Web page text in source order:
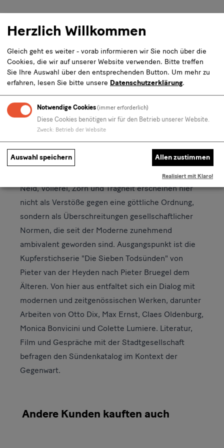
Sieben Sünden. Kunst zwischen Versuchung und
Widerstand
Mit einem sündigen Leben wird oft der Exzess
verbunden: das Sich-Verlieren in irdischen
Genüssen oder überwältigenden Emotionen; das
bewusste Schaden des eigenen Selbst und
sammlungsübergreifende Ausstellung denkt die
sieben Todsünden neu. Hochmut, Habgier, Wollust,
Neid, Völlerei, Zorn und Trägheit erscheinen hier
nicht als Verstöße gegen eine göttliche Ordnung,
sondern als Überschreitungen gesellschaftlicher
Normen, die seit der Moderne zunehmend
ambivalent geworden sind. Ausgangspunkt ist die
Kupferstichserie "Die Sieben Todsünden" von
Pieter van der Heyden nach Pieter Bruegel dem
Älteren. Von hier aus entfaltet sich ein Dialog mit
modernen und zeitgenössischen Werken, darunter
Arbeiten von Otto Dix, Max Ernst, Claes Oldenburg,
Monica Bonvicini und Colette Lumiere. Literatur,
Film und Gespräche mit der Stadtgesellschaft
befragen den Sündenkatalog im Kontext der
Gegenwart.
Andere Kunden kauften auch
Herzlich Willkommen
Gleich geht es weiter - vorab informieren wir Sie noch über die
Cookies, die wir auf unserer Website verwenden. Bitte treffen
Sie Ihre Auswahl über den entsprechenden Button. Um mehr zu
erfahren, lesen Sie bitte unsere Datenschutzerklärung.
Notwendige Cookies(immer erforderlich)
Diese Cookies benötigen wir für den Betrieb unserer Website.
Zweck: Betrieb der Website
Auswahl speichern Allen zustimmen
Realisiert mit Klaro!